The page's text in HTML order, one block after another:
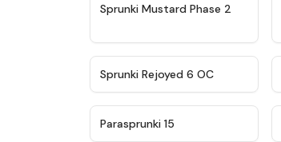
★ 4.4
Sprunki Mustard Phase 2
★
Sprunki Rejoyed 6 OC
Parasprunki 15